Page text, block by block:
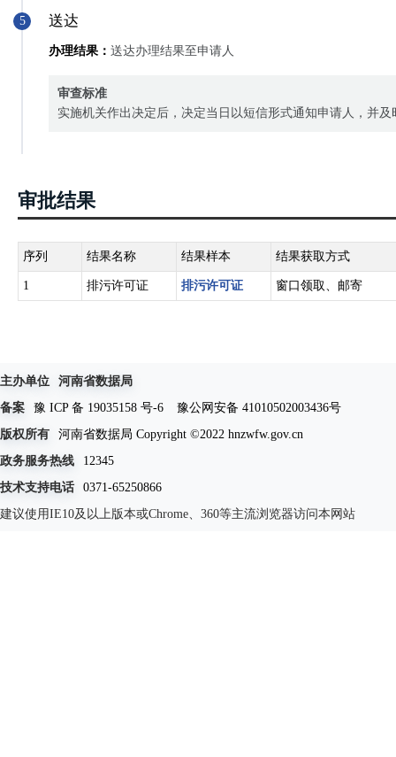
5 送达
办理结果： 送达办理结果至申请人
审查标准
实施机关作出决定后，决定当日以短信形式通知申请人，并
审批结果
序列 结果名称 结果样本 结果获取方式
1 排污许可证 排污许可证 窗口领取、邮寄
主办单位
河南省数据局
备案
豫 ICP 备 19035158 号-6
豫公网安备 41010502003436号
版权所有
河南省数据局 Copyright ©2022 hnzwfw.gov.cn
政务服务热线
12345
技术支持电话
0371-65250866
建议使用IE10及以上版本或Chrome、360等主流浏览器访问本网站